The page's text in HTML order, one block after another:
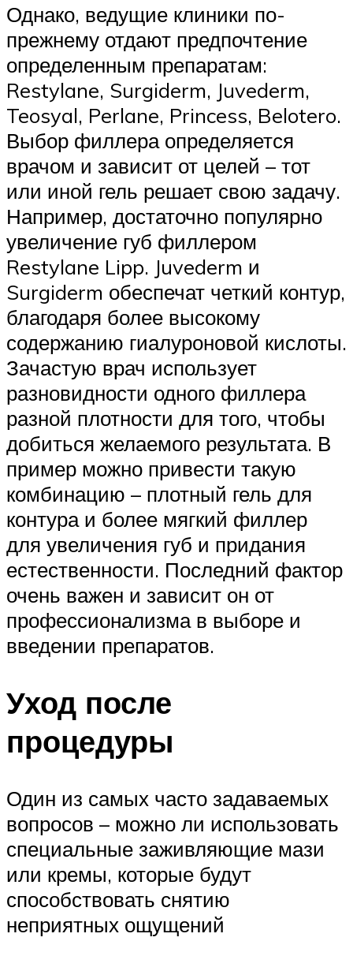
Однако, ведущие клиники по-
прежнему отдают предпочтение
определенным препаратам:
Restylane, Surgiderm, Juvederm,
Teosyal, Perlane, Princess, Belotero.
Выбор филлера определяется
врачом и зависит от целей – тот
или иной гель решает свою задачу.
Например, достаточно популярно
увеличение губ филлером
Restylane Lipp. Juvederm и
Surgiderm обеспечат четкий контур,
благодаря более высокому
содержанию гиалуроновой кислоты.
Зачастую врач использует
разновидности одного филлера
разной плотности для того, чтобы
добиться желаемого результата. В
пример можно привести такую
комбинацию – плотный гель для
контура и более мягкий филлер
для увеличения губ и придания
естественности. Последний фактор
очень важен и зависит он от
профессионализма в выборе и
введении препаратов.
Уход после
процедуры
Один из самых часто задаваемых
вопросов – можно ли использовать
специальные заживляющие мази
или кремы, которые будут
способствовать снятию
неприятных ощущений